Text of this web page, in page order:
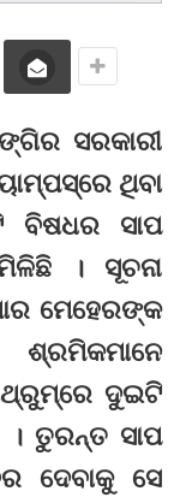
ସରକାରୀ
ଥିବା
ବିଷଧର ସାପ
। ସୂଚନା
ମେହେରଙ୍କ
ଦୁଇଟି
ତୁରନ୍ତ ସାପ
ଦେବାକୁ ସେ